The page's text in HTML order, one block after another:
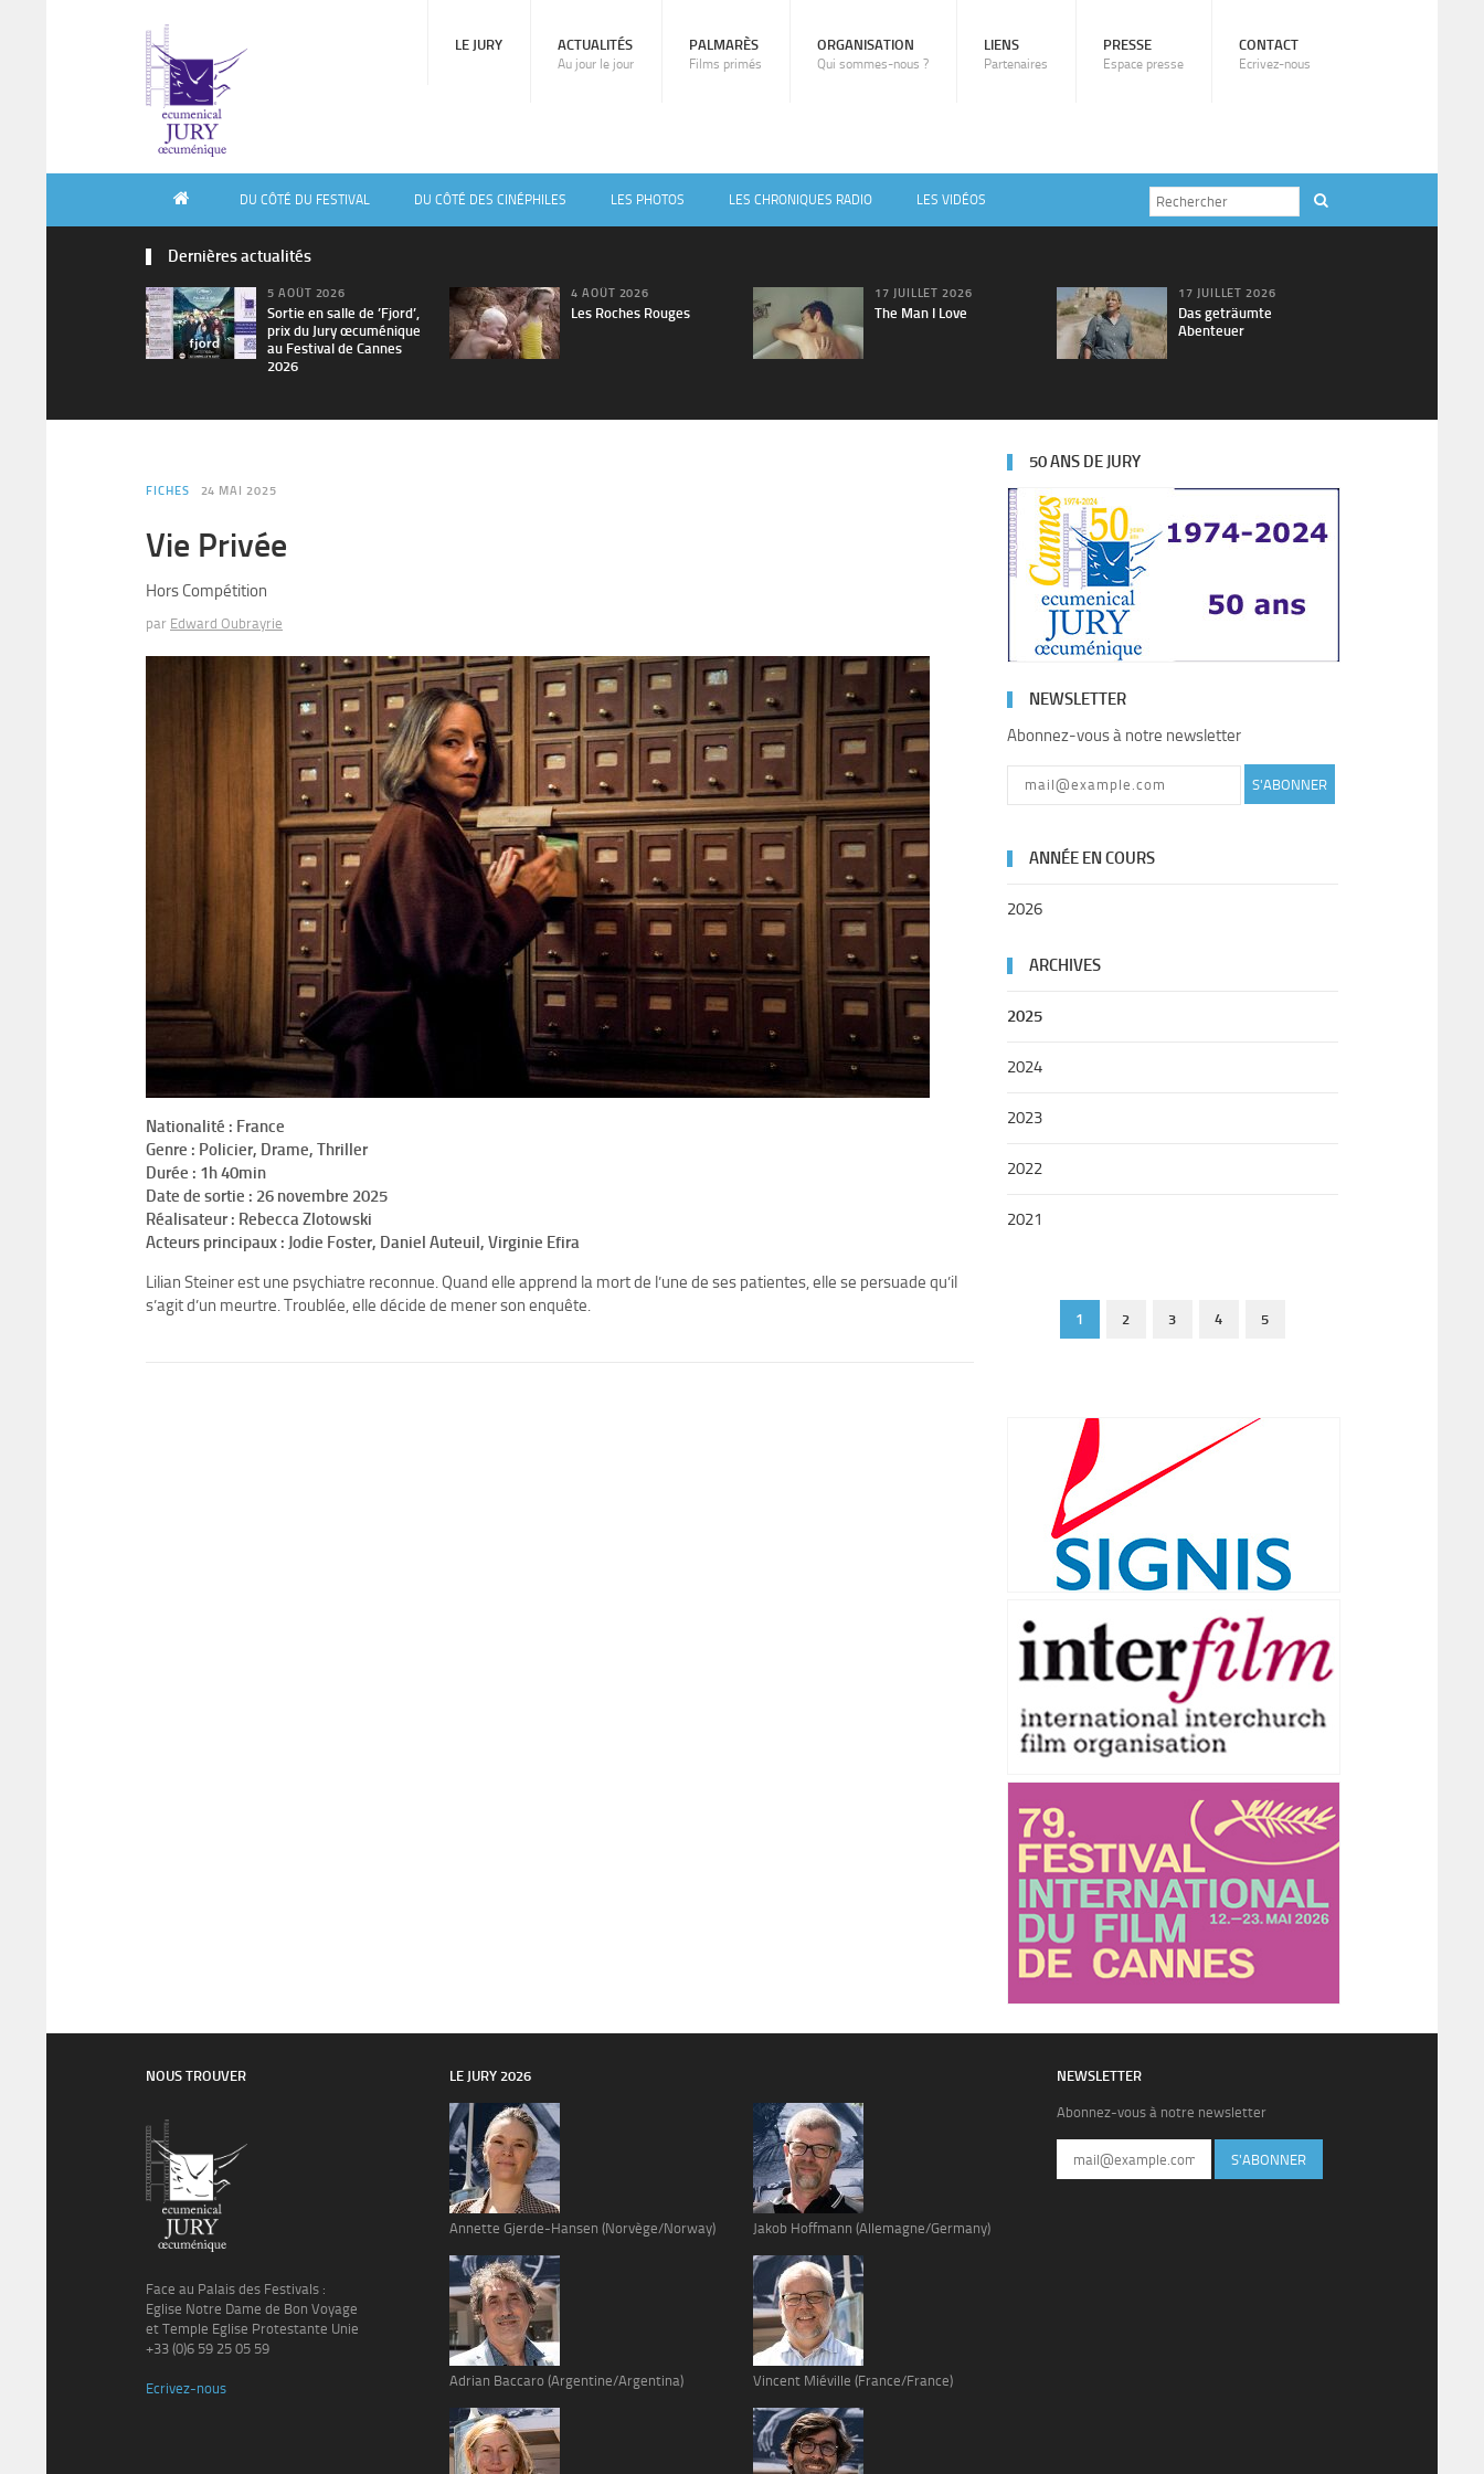
LE JURY ACTUALITÉS
Au jour le jour
PALMARÈS
Films primés
ORGANISATION
Qui sommes-nous ?
LIENS
Partenaires
PRESSE
Espace presse
CONTACT
Ecrivez-nous
DU CÔTÉ DU FESTIVAL DU CÔTÉ DES CINÉPHILES LES PHOTOS LES CHRONIQUES RADIO LES VIDÉOS
Dernières actualités
5 AOÛT 2026
Sortie en salle de ’Fjord’,
prix du Jury œcuménique
au Festival de Cannes
2026
4 AOÛT 2026
Les Roches Rouges
17 JUILLET 2026
The Man I Love
17 JUILLET 2026
Das geträumte
Abenteuer
FICHES 24 MAI 2025
Vie Privée
Hors Compétition
par Edward Oubrayrie
Nationalité : France
Genre : Policier, Drame, Thriller
Durée : 1h 40min
Date de sortie : 26 novembre 2025
Réalisateur : Rebecca Zlotowski
Acteurs principaux : Jodie Foster, Daniel Auteuil, Virginie Efira
Lilian Steiner est une psychiatre reconnue. Quand elle apprend la mort de l’une de ses patientes, elle se persuade qu’il
s’agit d’un meurtre. Troublée, elle décide de mener son enquête.
50 ANS DE JURY
NEWSLETTER
Abonnez-vous à notre newsletter
S'ABONNER
ANNÉE EN COURS
2026
ARCHIVES
2025
2024
2023
2022
2021
1 2 3 4 5
NOUS TROUVER
Face au Palais des Festivals :
Eglise Notre Dame de Bon Voyage
et Temple Eglise Protestante Unie
+33 (0)6 59 25 05 59
Ecrivez-nous
LE JURY 2026
Annette Gjerde-Hansen (Norvège/Norway)
Adrian Baccaro (Argentine/Argentina)
Jakob Hoffmann (Allemagne/Germany)
Vincent Miéville (France/France)
NEWSLETTER
Abonnez-vous à notre newsletter
S'ABONNER